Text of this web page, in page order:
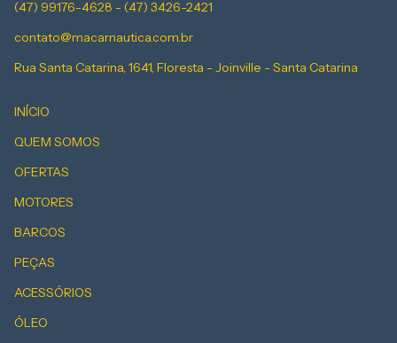
(47) 99176-4628 - (47) 3426-2421
contato@macarnautica.com.br
Rua Santa Catarina, 1641, Floresta - Joinville - Santa Catarina
INÍCIO
QUEM SOMOS
OFERTAS
MOTORES
BARCOS
PEÇAS
ACESSÓRIOS
ÓLEO